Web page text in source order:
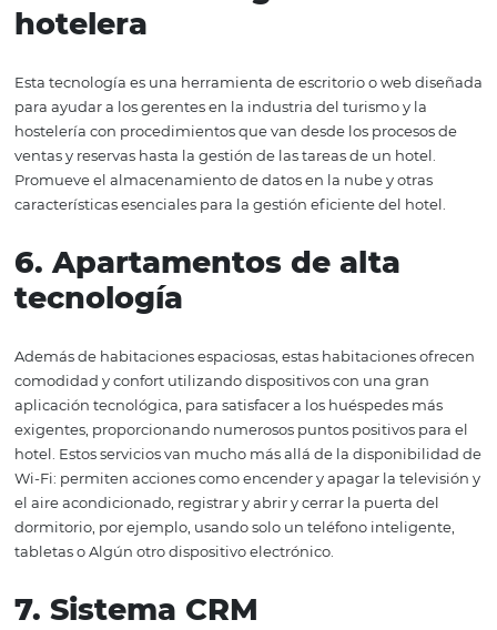
integrada en tiempo real con otras herramientas.
4.Business Intelligence
Debido a la gran competitividad y la demanda del
hotelero, BI es una forma inteligente de llevar a cabo
gestión hotelera asertiva, manteniendo su hotel en el
atención. El proceso pasa por etapas de recopilación,
organización, análisis de datos e informes, actualizados
monitoreados constantemente, lo que ayudará al
inversiones realizadas en su propiedad. De esta manera,
posible recopilar datos en Internet y evaluar el impacto
estrategias de marketing
5.Software de gestión
hotelera
Esta tecnología es una herramienta de escritorio o web